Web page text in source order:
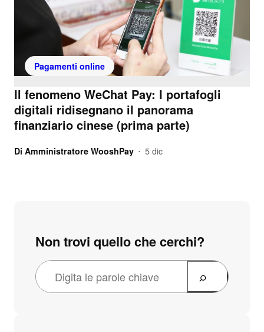
Pagamenti online
Il fenomeno WeChat Pay: I portafogli
digitali ridisegnano il panorama
finanziario cinese (prima parte)
Di Amministratore WooshPay • 5 dic
Non trovi quello che cerchi?